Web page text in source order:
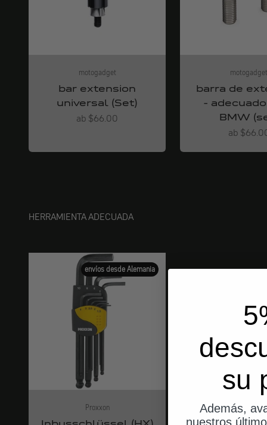
motogadget
bar extension
universal (Set)
Angebot
ab $66.00
motogadget
barra de
-
BMW
Angebot
ab
HERRAMIENTA ADECUADA
envíos desde Alemania
Proxxon
su
Además,
nuestros